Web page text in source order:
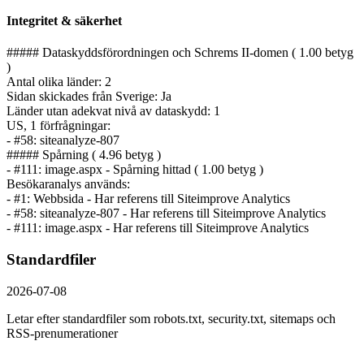
Integritet & säkerhet
##### Dataskyddsförordningen och Schrems II-domen ( 1.00 betyg
)
Antal olika länder: 2
Sidan skickades från Sverige: Ja
Länder utan adekvat nivå av dataskydd: 1
US, 1 förfrågningar:
- #58: siteanalyze-807
##### Spårning ( 4.96 betyg )
- #111: image.aspx - Spårning hittad ( 1.00 betyg )
Besökaranalys används:
- #1: Webbsida - Har referens till Siteimprove Analytics
- #58: siteanalyze-807 - Har referens till Siteimprove Analytics
- #111: image.aspx - Har referens till Siteimprove Analytics
Standardfiler
2026-07-08
Letar efter standardfiler som robots.txt, security.txt, sitemaps och
RSS-prenumerationer